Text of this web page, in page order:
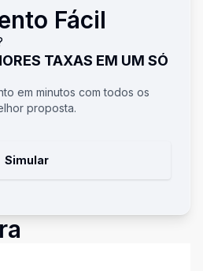
Fácil
TAXAS EM UM SÓ
em minutos com todos os
proposta.
Simular